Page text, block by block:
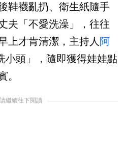
鞋襪亂扔、衛生紙隨手
夫「不愛洗澡」，往往
上才肯清潔，主持人 阿
小頭」，隨即獲得娃娃點
。
繼續往下閱讀